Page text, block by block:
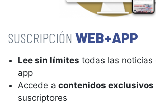
WEB+APP
Lee sin límites todas las noticias
app
Accede a contenidos exclusivos
suscriptores